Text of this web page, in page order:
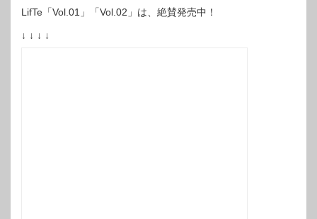
LifTe「Vol.01」「Vol.02」は、絶賛発売中！
↓ ↓ ↓ ↓